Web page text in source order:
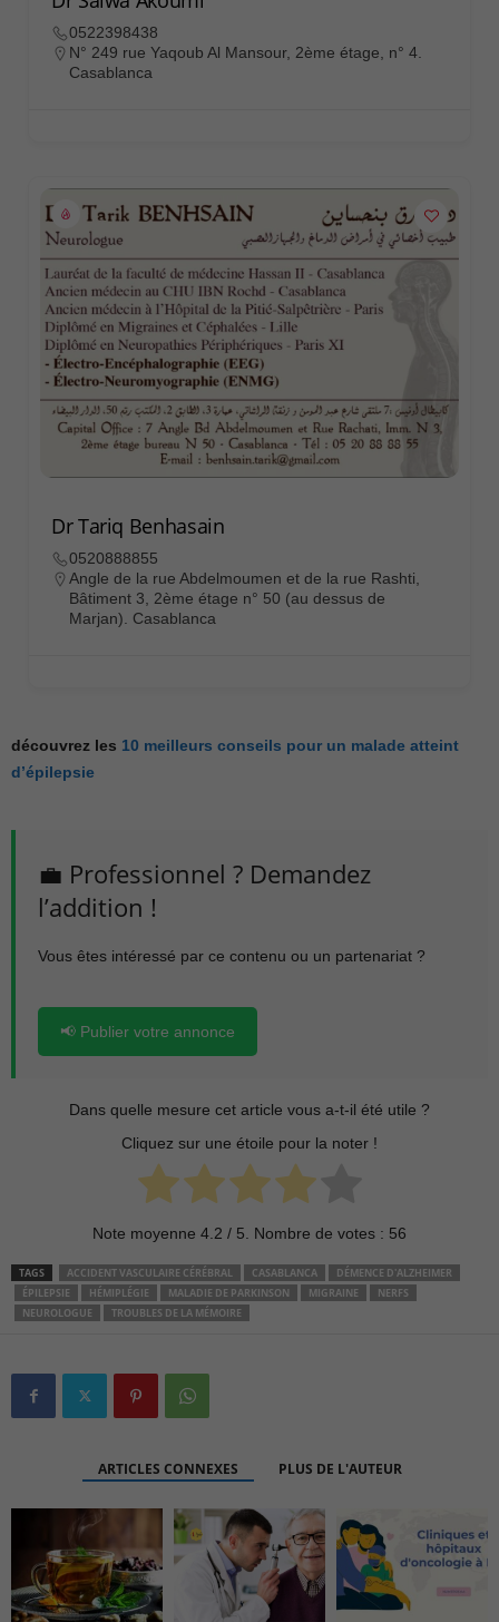
0522398438
N° 249 rue Yaqoub Al Mansour, 2ème étage, n° 4.
Casablanca
Dr Tariq Benhasain
0520888855
Angle de la rue Abdelmoumen et de la rue Rashti,
Bâtiment 3, 2ème étage n° 50 (au dessus de
Marjan). Casablanca
découvrez les 10 meilleurs conseils pour un malade atteint
d’épilepsie
💼 Professionnel ? Demandez
l’addition !
Vous êtes intéressé par ce contenu ou un partenariat ?
📢 Publier votre annonce
Dans quelle mesure cet article vous a-t-il été utile ?
Cliquez sur une étoile pour la noter !
Note moyenne 4.2 / 5. Nombre de votes : 56
TAGS ACCIDENT VASCULAIRE CÉRÉBRAL CASABLANCA
DÉMENCE D'ALZHEIMER
ÉPILEPSIE
HÉMIPLÉGIE MALADIE DE PARKINSON MIGRAINE
NERFS
NEUROLOGUE
TROUBLES DE LA MÉMOIRE
ARTICLES CONNEXES PLUS DE L'AUTEUR